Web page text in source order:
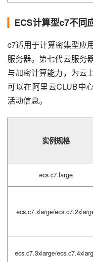
ECS计算型c7不同
c7适用于计算密集型应
服务器。第七代云服务
与加密计算能力，为云
可以在阿里云CLUB中
活动信息。
实例规格
ecs.c7.large
ecs.c7.xlarge/
ecs.c7.3xlarge/